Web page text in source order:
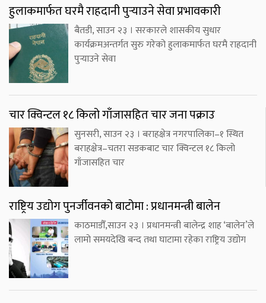
हुलाकमार्फत घरमै राहदानी पुर्‍याउने सेवा प्रभावकारी
बैतडी, साउन २३ । सरकारले शासकीय सुधार
कार्यक्रमअन्तर्गत सुरु गरेको हुलाकमार्फत घरमै राहदानी
पुर्‍याउने सेवा
चार क्विन्टल १८ किलो गाँजासहित चार जना पक्राउ
सुनसरी, साउन २३ । बराहक्षेत्र नगरपालिका–१ स्थित
बराहक्षेत्र–चतरा सडकबाट चार क्विन्टल १८ किलो
गाँजासहित चार
राष्ट्रिय उद्योग पुनर्जीवनको बाटोमा : प्रधानमन्त्री बालेन
काठमाडौँ,साउन २३ । प्रधानमन्त्री बालेन्द्र शाह ‘बालेन’ले
लामो समयदेखि बन्द तथा घाटामा रहेका राष्ट्रिय उद्योग